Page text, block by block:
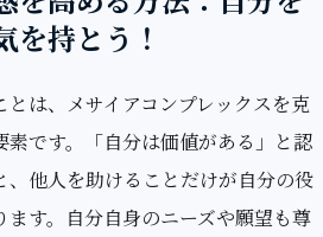
を持とう！
とは、メサイアコンプレックスを克
素です。「自分は価値がある」と認
、他人を助けることだけが自分の役
す。自分自身のニーズや願望も尊